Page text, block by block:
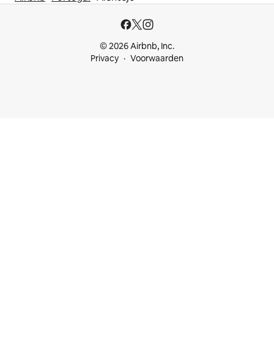
© 2026 Airbnb, Inc.
Privacy
Voorwaarden